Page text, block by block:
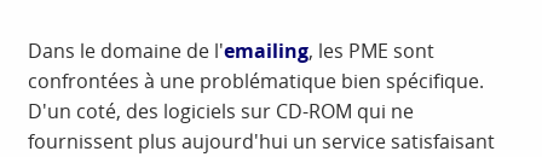
Dans le domaine de l'emailing, les PME sont
confrontées à une problématique bien spécifique.
D'un coté, des logiciels sur CD-ROM qui ne
fournissent plus aujourd'hui un service satisfaisant